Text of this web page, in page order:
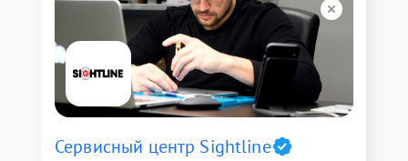
Сервисный центр Sightline